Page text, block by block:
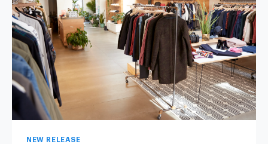
NEW RELEASE